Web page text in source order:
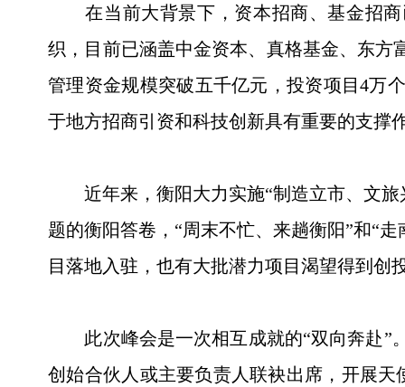
在当前大背景下，资本招商、基金招商
织，目前已涵盖中金资本、真格基金、东方
管理资金规模突破五千亿元，投资项目4万
于地方招商引资和科技创新具有重要的支撑
近年来，衡阳大力实施“制造立市、文旅
题的衡阳答卷，“周末不忙、来趟衡阳”和“
目落地入驻，也有大批潜力项目渴望得到创
此次峰会是一次相互成就的“双向奔赴”。
创始合伙人或主要负责人联袂出席，开展